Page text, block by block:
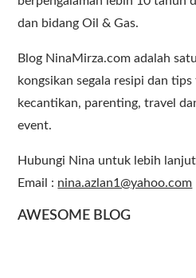
dan bidang Oil & Gas.
Blog NinaMirza.com adalah
kongsikan segala resipi dan
kecantikan, parenting, travel
event.
Hubungi Nina untuk lebih lanjut
Email : nina.azlan1@yahoo.com
AWESOME BLOG